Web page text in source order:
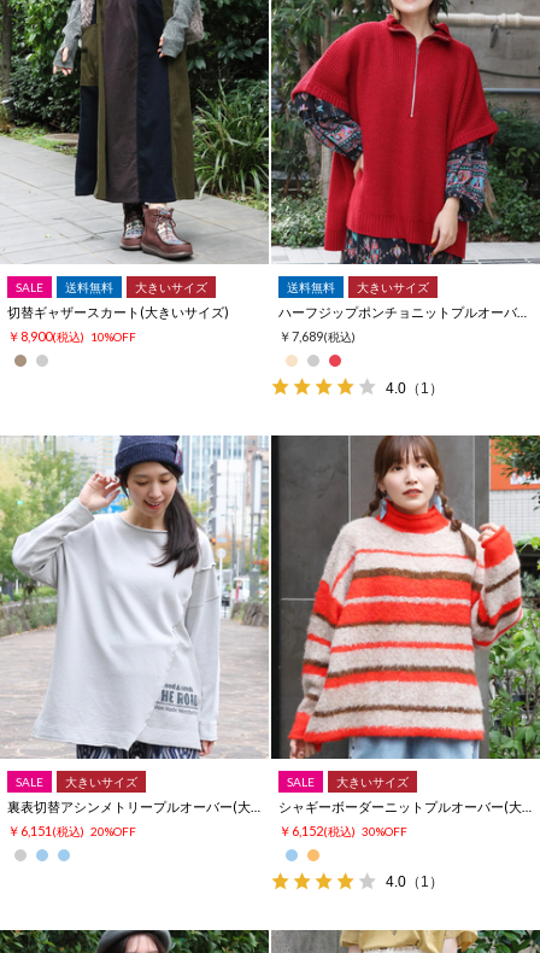
SALE 送料無料 大きいサイズ
切替ギャザースカート(大きいサイズ)
￥8,900(税込) 10%OFF
送料無料 大きいサイズ
￥7,689(税込)
4.0 （1）
SALE 大きいサイズ
￥6,151 (税込) 20%OFF
SALE 大きいサイズ
￥6,152(税込) 30%OFF
4.0 （1）